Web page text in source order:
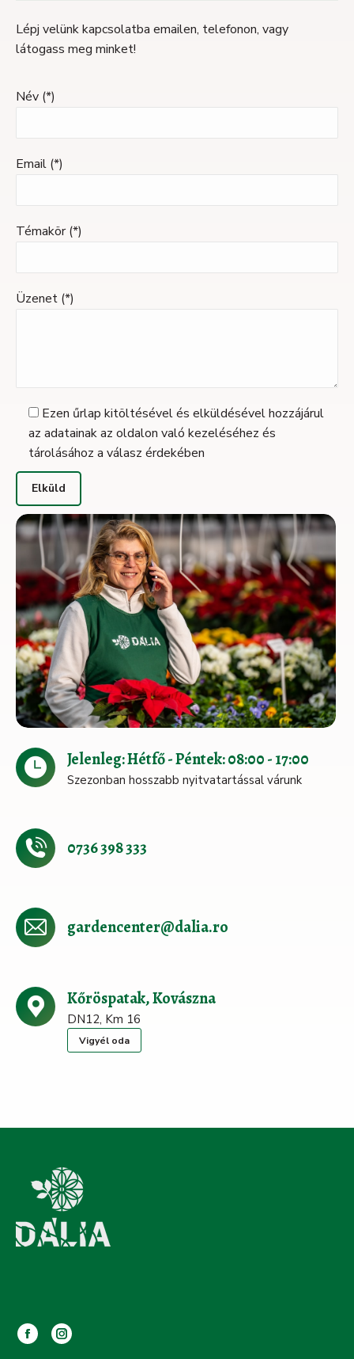
Lépj velünk kapcsolatba emailen, telefonon, vagy
látogass meg minket!
Név (*)
Email (*)
Témakör (*)
Üzenet (*)
Ezen űrlap kitöltésével és elküldésével hozzájárul
az adatainak az oldalon való kezeléséhez és
tárolásához a válasz érdekében
Jelenleg: Hétfő - Péntek: 08:00 - 17:00
Szezonban hosszabb nyitvatartással várunk
0736 398 333
gardencenter@dalia.ro
Kőröspatak, Kovászna
DN12, Km 16
Vigyél oda
FacebookInstagram